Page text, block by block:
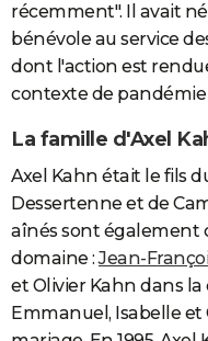
récemment". Il avait
bénévole au service
dont l'action est
contexte de pandémie
La famille d'Axel
Axel Kahn était le fils
Dessertenne et de
aînés sont également
domaine :Jean-
et Olivier Kahn dans la
Emmanuel, Isabelle